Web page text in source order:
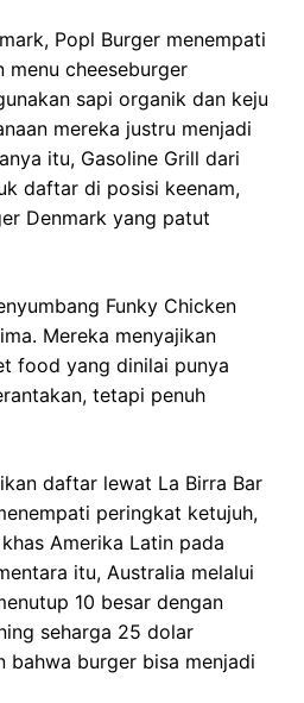
Popl Burger menempati
menu cheeseburger
sapi organik dan keju
mereka justru menjadi
itu, Gasoline Grill dari
daftar di posisi keenam,
Denmark yang patut
Funky Chicken
Mereka menyajikan
food yang dinilai punya
tetapi penuh
daftar lewat La Birra Bar
peringkat ketujuh,
Amerika Latin pada
itu, Australia melalui
10 besar dengan
seharga 25 dolar
bahwa burger bisa menjadi